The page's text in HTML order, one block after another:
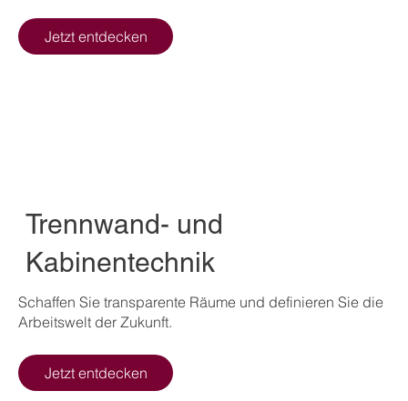
Jetzt entdecken
Trennwand- und
Kabinentechnik
Schaffen Sie transparente Räume und definieren Sie die
Arbeitswelt der Zukunft.
Jetzt entdecken